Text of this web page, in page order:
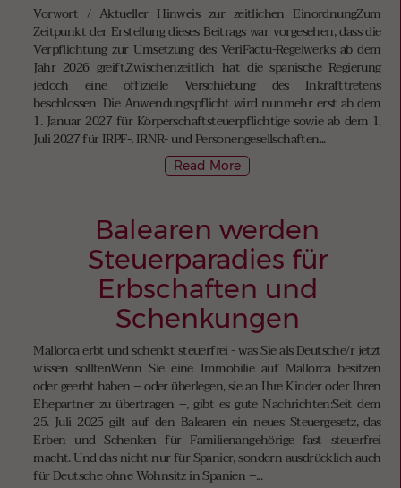
Vorwort / Aktueller Hinweis zur zeitlichen EinordnungZum
Zeitpunkt der Erstellung dieses Beitrags war vorgesehen, dass die
Verpflichtung zur Umsetzung des VeriFactu-Regelwerks ab dem
Jahr 2026 greift.Zwischenzeitlich hat die spanische Regierung
jedoch eine offizielle Verschiebung des Inkrafttretens
beschlossen. Die Anwendungspflicht wird nunmehr erst ab dem
1. Januar 2027 für Körperschaftsteuerpflichtige sowie ab dem 1.
Juli 2027 für IRPF-, IRNR- und Personengesellschaften...
Read More
Balearen werden
Steuerparadies für
Erbschaften und
Schenkungen
Mallorca erbt und schenkt steuerfrei - was Sie als Deutsche/r jetzt
wissen solltenWenn Sie eine Immobilie auf Mallorca besitzen
oder geerbt haben – oder überlegen, sie an Ihre Kinder oder Ihren
Ehepartner zu übertragen –, gibt es gute Nachrichten:Seit dem
25. Juli 2025 gilt auf den Balearen ein neues Steuergesetz, das
Erben und Schenken für Familienangehörige fast steuerfrei
macht. Und das nicht nur für Spanier, sondern ausdrücklich auch
für Deutsche ohne Wohnsitz in Spanien –...